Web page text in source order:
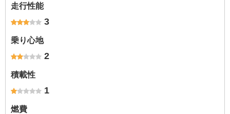
走行性能
3
乗り心地
2
積載性
1
燃費